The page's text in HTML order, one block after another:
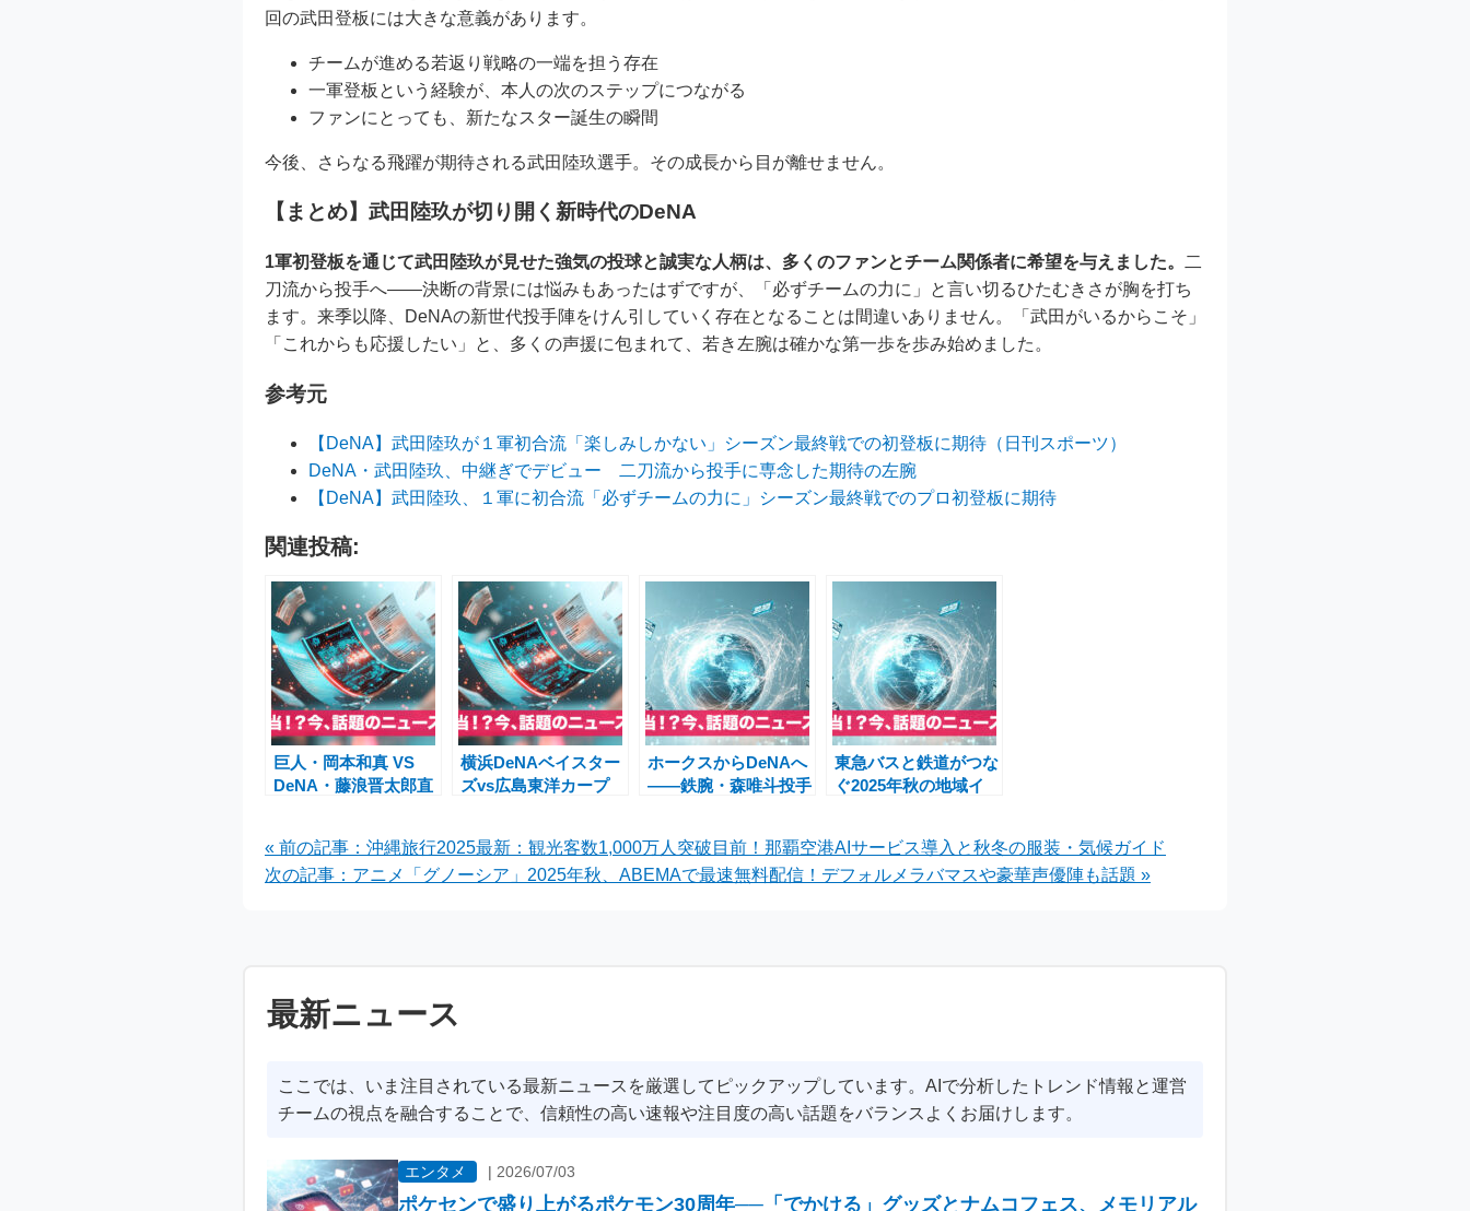
回の武田登板には大きな意義があります。
チームが進める若返り戦略の一端を担う存在
一軍登板という経験が、本人の次のステップにつながる
ファンにとっても、新たなスター誕生の瞬間
今後、さらなる飛躍が期待される武田陸玖選手。その成長から目が離せません。
【まとめ】武田陸玖が切り開く新時代のDeNA
1軍初登板を通じて武田陸玖が見せた強気の投球と誠実な人柄は、多くのファンとチーム関係者に希望を与えました。
二
刀流から投手へ――決断の背景には悩みもあったはずですが、「必ずチームの力に」と言い切るひたむきさが胸を打ち
ます。来季以降、DeNAの新世代投手陣をけん引していく存在となることは間違いありません。「武田がいるからこそ」
「これからも応援したい」と、多くの声援に包まれて、若き左腕は確かな第一歩を歩み始めました。
参考元
【DeNA】武田陸玖が１軍初合流「楽しみしかない」シーズン最終戦での初登板に期待（日刊スポーツ）
DeNA・武田陸玖、中継ぎでデビュー 二刀流から投手に専念した期待の左腕
【DeNA】武田陸玖、１軍に初合流「必ずチームの力に」シーズン最終戦でのプロ初登板に期待
関連投稿:
巨人・岡本和真 VS
DeNA・藤浪晋太郎直
の3連戦
横浜DeNAベイスター
ズvs広島東洋カープ
現地ファンの声まで
ホークスからDeNAへ
——鉄腕・森唯斗投手
仲間に惜しまれた12
年間
東急バスと鉄道がつな
ぐ2025年秋の地域イ
SixTONES発車メロデ
ィー・埼玉うどんスタ
« 前の記事：沖縄旅行2025最新：観光客数1,000万人突破目前！那覇空港AIサービス導入と秋冬の服装・気候ガイド
次の記事：アニメ「グノーシア」2025年秋、ABEMAで最速無料配信！デフォルメラバマスや豪華声優陣も話題 »
最新ニュース
ここでは、いま注目されている最新ニュースを厳選してピックアップしています。AIで分析したトレンド情報と運営
チームの視点を融合することで、信頼性の高い速報や注目度の高い話題をバランスよくお届けします。
エンタメ | 2026/07/03
ポケセンで盛り上がるポケモン30周年──「でかける」グッズとナムコフェス、メモリアル